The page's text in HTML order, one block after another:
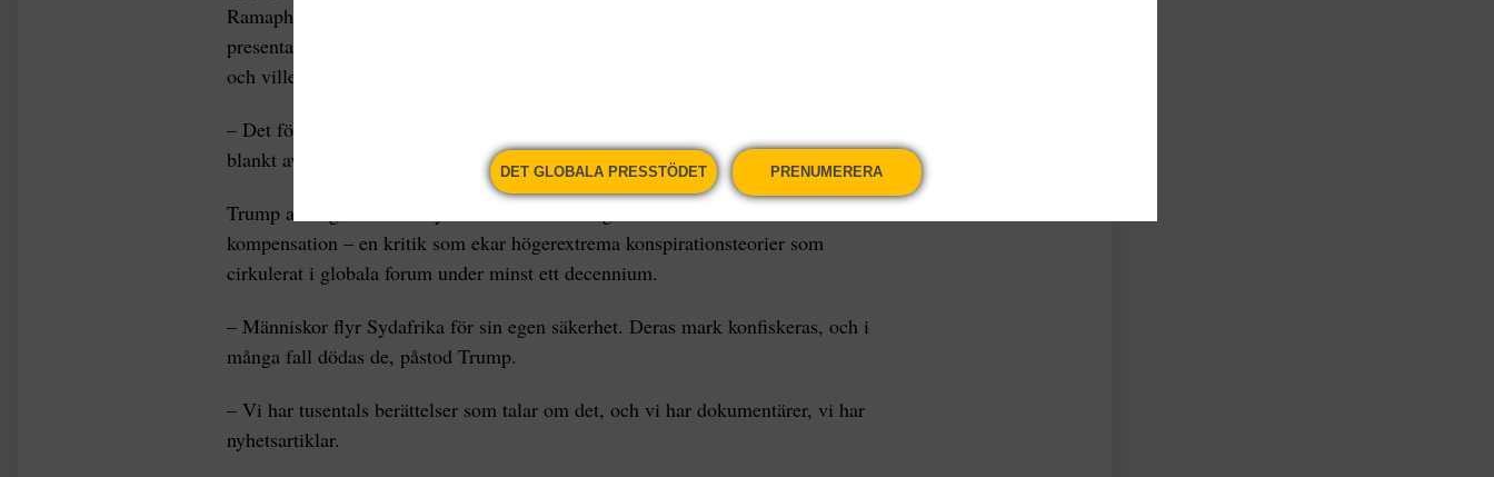
Ramaphosa. Sydafrikas president, som satt bredvid honom under hela
presentationen, reagerade knappt men sa efteråt att han inte sett materialet tidigare
och ville undersöka det.
– Det förekommer helt enkelt inget folkmord i Sydafrika, sa Ramaphosa, som
blankt avfärdade Trumps anklagelser.
Trump anklagade också Sydafrika för att beslagta mark från vita bönder utan
kompensation – en kritik som ekar högerextrema konspirationsteorier som
cirkulerat i globala forum under minst ett decennium.
– Människor flyr Sydafrika för sin egen säkerhet. Deras mark konfiskeras, och i
många fall dödas de, påstod Trump.
– Vi har tusentals berättelser som talar om det, och vi har dokumentärer, vi har
nyhetsartiklar.
DET GLOBALA PRESSTÖDET PRENUMERERA